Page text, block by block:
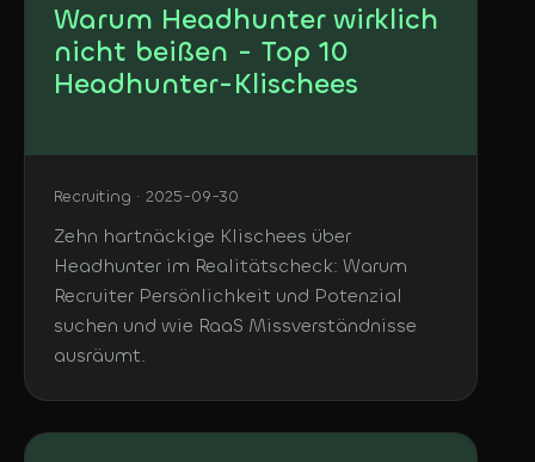
Warum Headhunter wirklich
nicht beißen - Top 10
Headhunter-Klischees
Recruiting · 2025-09-30
Zehn hartnäckige Klischees über
Headhunter im Realitätscheck: Warum
Recruiter Persönlichkeit und Potenzial
suchen und wie RaaS Missverständnisse
ausräumt.